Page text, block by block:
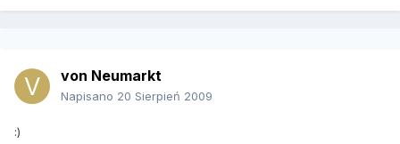
von Neumarkt
Napisano 20 Sierpień 2009
:)